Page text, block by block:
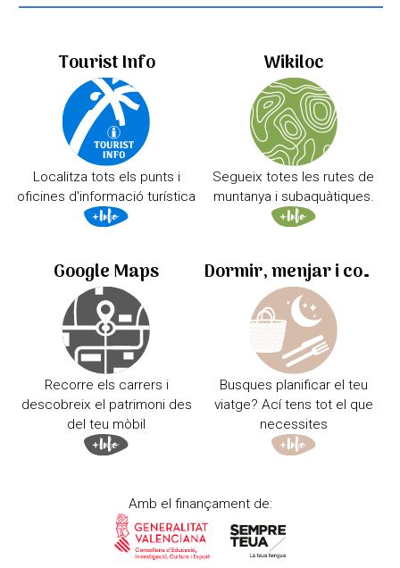
Tourist Info
Localitza tots els punts i
oficines d'informació turística
Wikiloc
Segueix totes les rutes de
muntanya i subaquàtiques.
Google Maps
Recorre els carrers i
descobreix el patrimoni des
del teu mòbil
Dormir, menjar i comprar
Busques planificar el teu
viatge? Ací tens tot el que
necessites
Amb el finançament de: